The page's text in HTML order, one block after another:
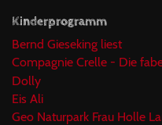
Kinderprogramm
Bernd Gieseking liest
Compagnie Crelle - Die
Dolly
Eis Ali
Geo Naturpark Frau Holle